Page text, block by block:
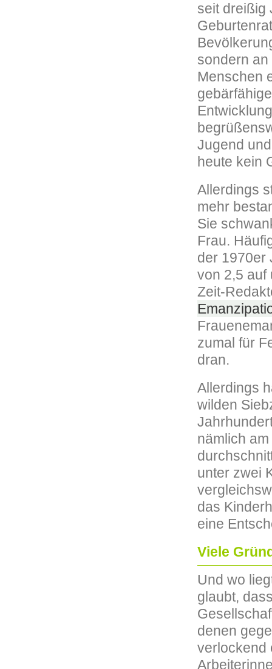
seit dreißig
sondern
Menschen
Jugend
heute kein
Allerdings
mehr
Sie
Frau.
der 1970er
von 2,5 auf
Zeit-
zumal für
dran.
Allerdings
wilden
nämlich
unter zwei
das
eine
Viele
Und wo
glaubt,
denen
verlockend